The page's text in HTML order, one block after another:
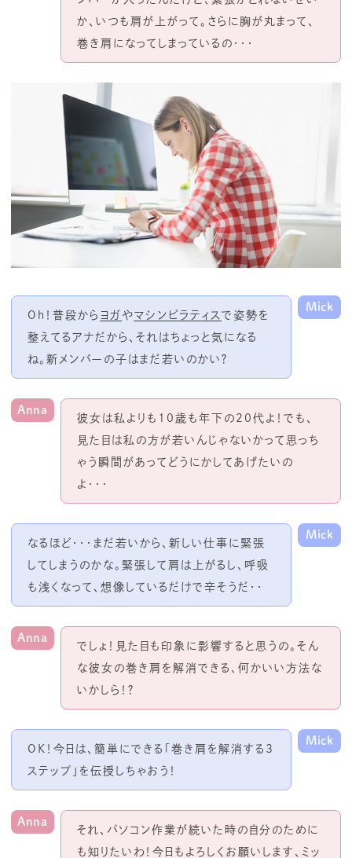
か、いつも肩が上がって。さらに胸が丸まって、
巻き肩になってしまっているの・・・
Oh！普段から ヨガ やマシンピラティス で姿勢を
整えてるアナだから、それはちょっと気になる
ね。新メンバーの子はまだ若いのかい？
Mick
Anna
彼女は私よりも 10 歳も年下の20代よ！でも、
見た目は私の方が若いんじゃないかって思っち
ゃう瞬間があってどうにかしてあげたいの
よ・・・
なるほど・・・まだ若いから、新しい仕事に緊張
してしまうのかな。緊張して肩は上がるし、呼吸
も浅くなって、想像しているだけで辛そうだ・・
Mick
Anna
でしょ！見た目も印象に影響すると思うの。そん
な彼女の巻き肩を解消できる、何かいい方法な
いかしら！？
OK！今日は、簡単にできる「巻き肩を解消する 3
ステップ」を伝授しちゃおう！
Mick
Anna
それ、パソコン作業が続いた時の自分のために
も知りたいわ！今日もよろしくお願いします、ミッ